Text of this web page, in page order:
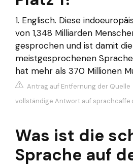
1. Englisch. Diese
von 1,348 Milliarden
gesprochen und ist damit die
meistgesprochenen
hat mehr als 370 Millionen
Antrag auf Entfernung der Quelle
vollständige Antwort auf
Was ist die
Sprache auf